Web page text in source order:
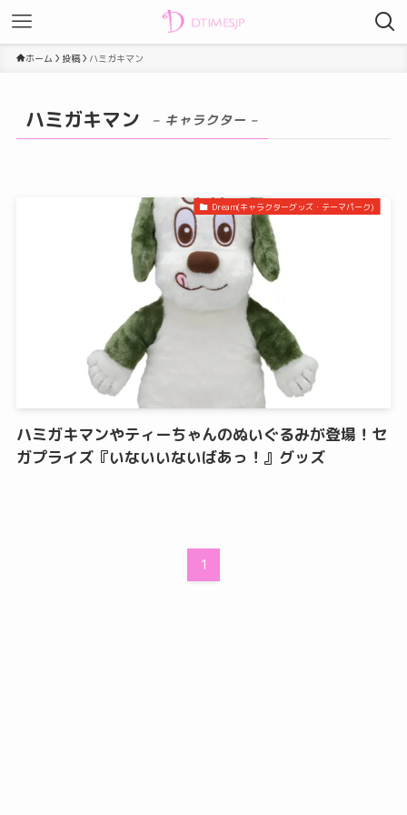
ホーム 投稿 ハミガキマン
ハミガキマン – キャラクター –
Dream(キャラクターグッズ・テーマパーク)
ハミガキマンやティーちゃんのぬいぐるみが登場！セ
ガプライズ『いないいないばあっ！』グッズ
1